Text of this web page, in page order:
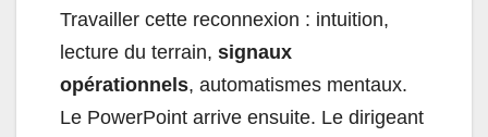
Travailler cette reconnexion : intuition,
lecture du terrain, signaux
opérationnels, automatismes mentaux.
Le PowerPoint arrive ensuite. Le dirigeant